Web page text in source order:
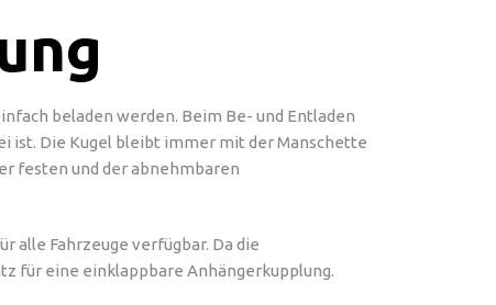
beladen werden. Beim Be- und Entladen
ist. Die Kugel bleibt immer mit der Manschette
festen und der abnehmbaren
alle Fahrzeuge verfügbar. Da die
für eine einklappbare Anhängerkupplung.